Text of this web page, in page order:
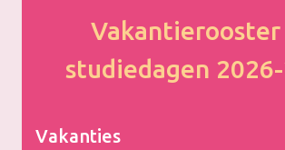
Vakantierooster
studiedagen
Vakanties